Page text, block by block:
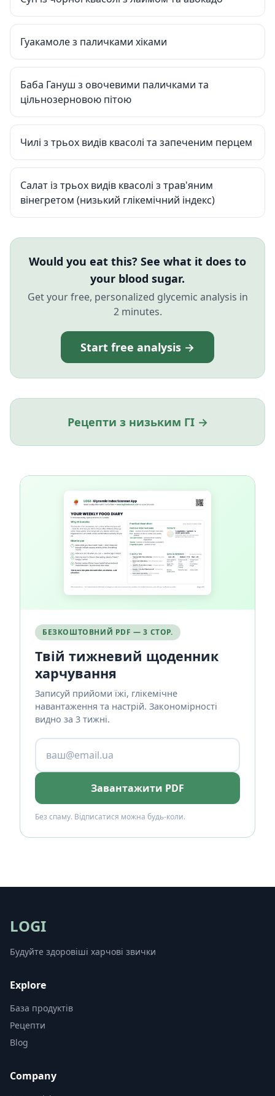
Гуакамоле з паличками хіками
Баба Гануш з овочевими паличками та
цільнозерновою пітою
Чилі з трьох видів квасолі та запеченим перцем
Салат із трьох видів квасолі з трав'яним
вінегретом (низький глікемічний індекс)
Would you eat this? See what it does to
your blood sugar.
Get your free, personalized glycemic analysis in
2 minutes.
Start free analysis →
Рецепти з низьким ГІ →
БЕЗКОШТОВНИЙ PDF — 3 СТОР.
Твій тижневий щоденник
харчування
Записуй прийоми їжі, глікемічне
навантаження та настрій. Закономірності
видно за 3 тижні.
Завантажити PDF
Без спаму. Відписатися можна будь-коли.
LOGI
Будуйте здоровіші харчові звички
Explore
База продуктів
Рецепти
Blog
Company